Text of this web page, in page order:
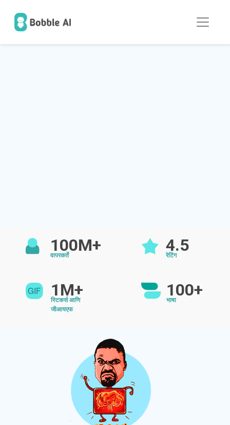
100M+
वापरकर्ते
4.5
रेटिंग
1M+
स्टिकर्स आणि
जीआयएफ
100+
भाषा